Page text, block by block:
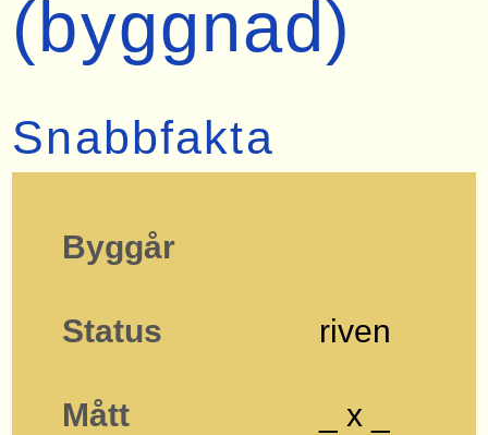
(byggnad)
Snabbfakta
Byggår
Status riven
Mått
_ x _